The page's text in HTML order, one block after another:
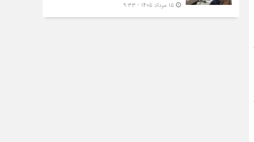
۱۵ مرداد ۱۴۰۵ - ۹:۳۳